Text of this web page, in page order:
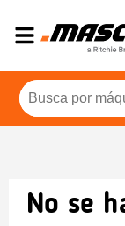
No se